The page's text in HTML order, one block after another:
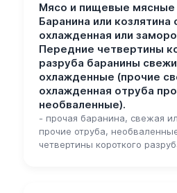
Мясо и пищевые мясные
Баранина или козлятина
охлажденная или
Передние четвертины
разруба баранины
охлажденные (прочие
охлажденная отруба
необваленные).
- прочая баранина, свежая
прочие отруба,
четвертины короткого